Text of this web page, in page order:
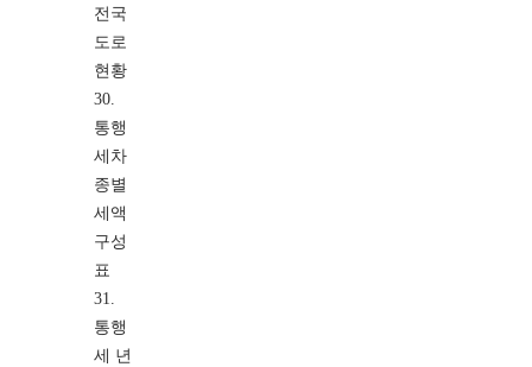
전국
도로
현황
30.
통행
세차
종별
세액
구성
표
31.
통행
세 년